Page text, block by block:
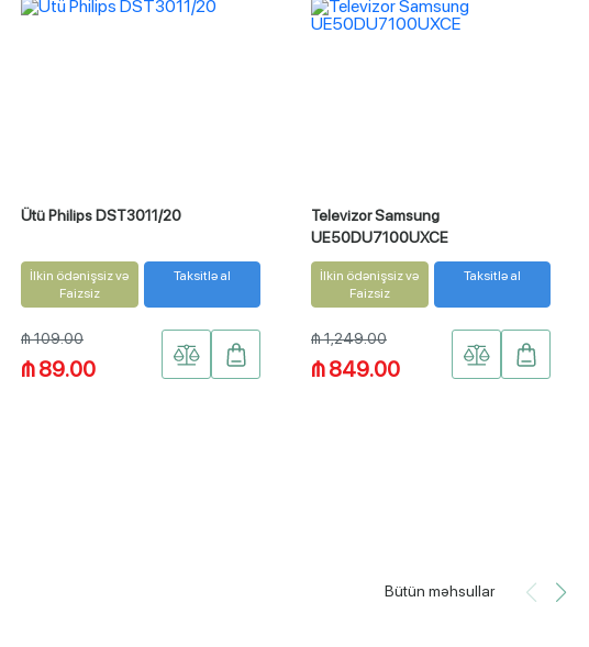
Ütü Philips DST3011/20
İlkin ödənişsiz və
Faizsiz
Taksitlə al
₼ 109.00
₼ 89.00
Televizor Samsung
UE50DU7100UXCE
İlkin ödənişsiz və
Faizsiz
Taksitlə al
₼ 1,249.00
₼ 849.00
Bütün məhsullar